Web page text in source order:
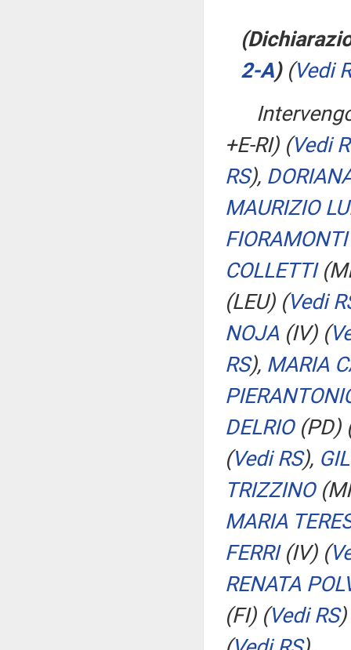
2-A​) (Vedi
+E-RI) (Vedi
RS),
MAURIZIO
FIORAMONTI
COLLETTI
(LEU) (Vedi
NOJA (IV) (
RS), MARIA
DELRIO(PD)
(Vedi RS),
TRIZZINO
MARIA
FERRI(IV) (
RENATA
(FI) (Vedi RS)